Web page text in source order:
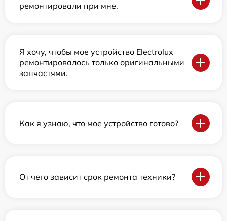
ремонтировали при мне.
Я хочу, чтобы мое устройство Electrolux
ремонтировалось только оригинальными
запчастями.
Как я узнаю, что мое устройство готово?
От чего зависит срок ремонта техники?